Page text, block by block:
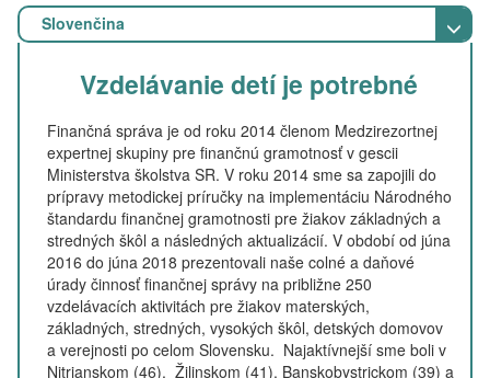
Slovenčina
Vzdelávanie detí je potrebné
Finančná správa je od roku 2014 členom Medzirezortnej
expertnej skupiny pre finančnú gramotnosť v gescii
Ministerstva školstva SR. V roku 2014 sme sa zapojili do
prípravy metodickej príručky na implementáciu Národného
štandardu finančnej gramotnosti pre žiakov základných a
stredných škôl a následných aktualizácií. V období od júna
2016 do júna 2018 prezentovali naše colné a daňové
úrady činnosť finančnej správy na približne 250
vzdelávacích aktivitách pre žiakov materských,
základných, stredných, vysokých škôl, detských domovov
a verejnosti po celom Slovensku. Najaktívnejší sme boli v
Nitrianskom (46), Žilinskom (41), Banskobystrickom (39) a